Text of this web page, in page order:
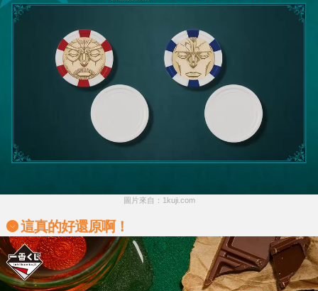
圖片來自：1kuji.com
這真的好還原啊！